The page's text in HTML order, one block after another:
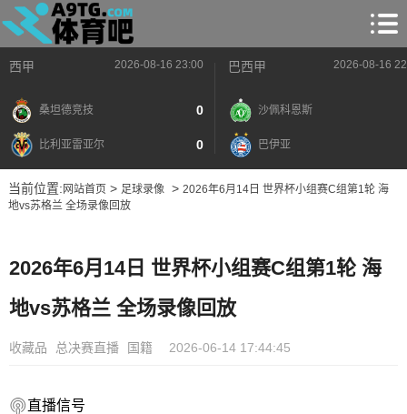
西甲 2026-08-16 23:00
桑坦德竞技 0
比利亚雷亚尔 0
巴西甲 2026-08-16
沙佩科恩斯
巴伊亚
当前位置: 网站首页> 足球录像 > 2026年6月14日 世界杯小组赛C组第1轮 海
地vs苏格兰 全场录像回放
2026年6月14日 世界杯小组赛C组第1轮 海
地vs苏格兰 全场录像回放
收藏品 总决赛直播 国籍 2026-06-14 17:44:45
直播信号